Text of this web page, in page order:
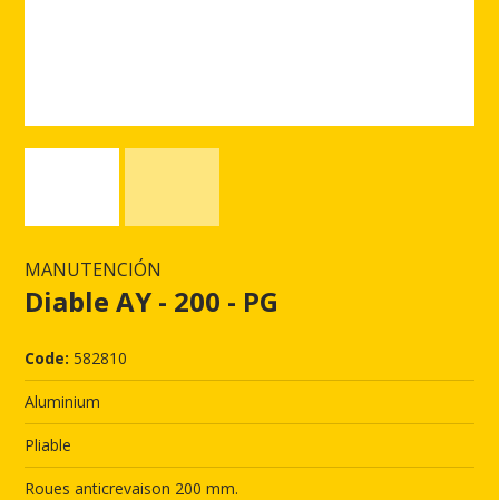
MANUTENCIÓN
Diable AY - 200 - PG
Code: 582810
Aluminium
Pliable
Roues anticrevaison 200 mm.